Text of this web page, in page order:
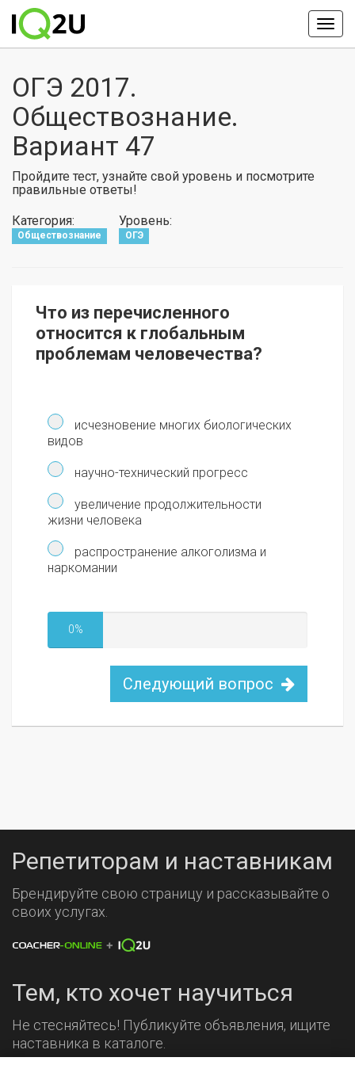
ОГЭ 2017.
Обществознание.
Вариант 47
Пройдите тест, узнайте свой уровень и посмотрите
правильные ответы!
Категория:
Обществознание
Уровень:
ОГЭ
Что из перечисленного
относится к глобальным
проблемам человечества?
исчезновение многих биологических
видов
научно-технический прогресс
увеличение продолжительности
жизни человека
распространение алкоголизма и
наркомании
0%
Следующий вопрос
Репетиторам и наставникам
Брендируйте свою страницу и рассказывайте о
своих услугах.
Тем, кто хочет научиться
Не стесняйтесь! Публикуйте объявления, ищите
наставника в каталоге.